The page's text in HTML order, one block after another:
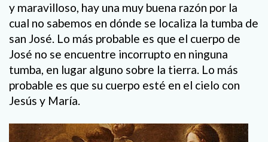
y maravilloso, hay una muy buena razón por la
cual no sabemos en dónde se localiza la tumba de
san José. Lo más probable es que el cuerpo de
José no se encuentre incorrupto en ninguna
tumba, en lugar alguno sobre la tierra. Lo más
probable es que su cuerpo esté en el cielo con
Jesús y María.